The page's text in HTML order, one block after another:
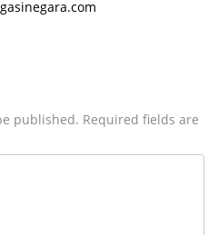
published. Required fields are